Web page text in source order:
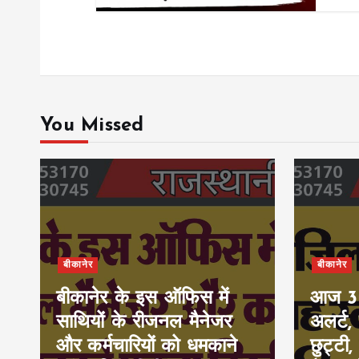
You Missed
बीकानेर
बीकानेर के इस ऑफिस में
साथियों के रीजनल मैनेजर
और कर्मचारियों को धमकाने
बीकानेर
आज